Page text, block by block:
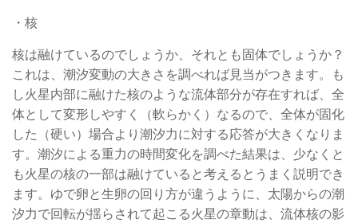
・核
核は融けているのでしょうか、それとも固体でしょうか？
これは、潮汐変動の大きさを調べれば見当がつきます。も
し火星内部に融けた核のような流体部分が存在すれば、全
体として変形しやすく（軟らかく）なるので、全体が固化
した（硬い）場合より潮汐力に対する応答が大きくなりま
す。潮汐による重力の時間変化を調べた結果は、少なくと
も火星の核の一部は融けていると考えるとうまく説明でき
ます。ゆで卵と生卵の回り方が違うように、太陽からの潮
汐力で回転が揺らされて起こる火星の章動は、流体核の影